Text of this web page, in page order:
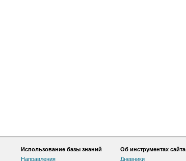
Использование базы знаний
Направления
Об инструментах сайта
Дневники